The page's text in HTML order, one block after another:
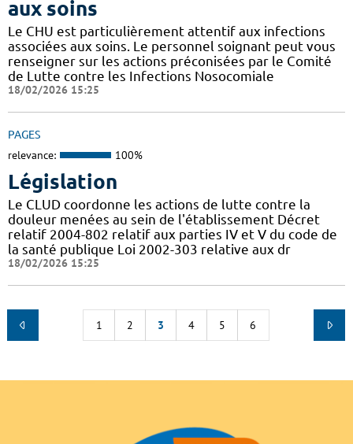
aux soins
Le CHU est particulièrement attentif aux infections
associées aux soins. Le personnel soignant peut vous
renseigner sur les actions préconisées par le Comité
de Lutte contre les Infections Nosocomiale
18/02/2026 15:25
PAGES
relevance: 100%
Législation
Le CLUD coordonne les actions de lutte contre la
douleur menées au sein de l'établissement Décret
relatif 2004-802 relatif aux parties IV et V du code de
la santé publique Loi 2002-303 relative aux dr
18/02/2026 15:25
1 2 3 4 5 6